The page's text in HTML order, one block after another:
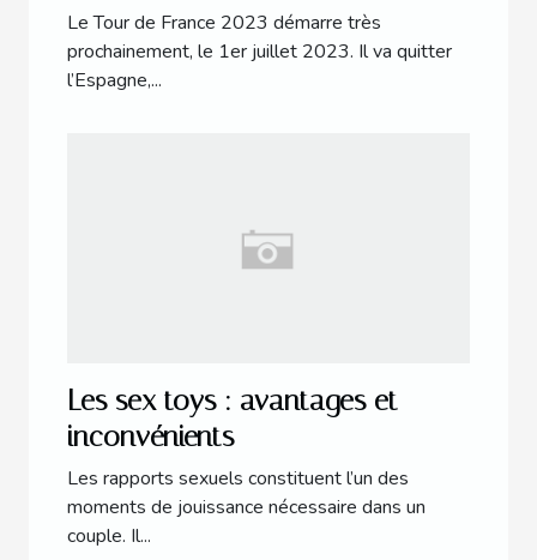
Le Tour de France 2023 démarre très
prochainement, le 1er juillet 2023. Il va quitter
l’Espagne,...
Les sex toys : avantages et
inconvénients
Les rapports sexuels constituent l’un des
moments de jouissance nécessaire dans un
couple. Il...